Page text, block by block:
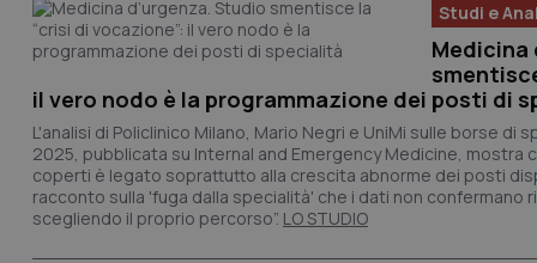
Studi e
Medicina
il vero nodo è la programmazione dei posti di
L'analisi di Policlinico Milano, Mario Negri e UniMi sulle borse di
2025, pubblicata su Internal and Emergency Medicine, mostra
coperti è legato soprattutto alla crescita abnorme dei posti
racconto sulla 'fuga dalla specialità' che i dati non confermano
scegliendo il proprio percorso”. LO STUDIO
__Secure-YNID
YSC
__Secure-
ROLLOUT_TOKEN